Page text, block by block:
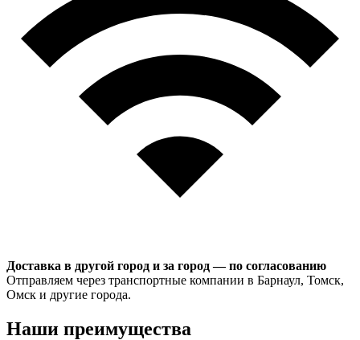
Доставка в другой город и за город — по согласованию
Отправляем через транспортные компании в Барнаул, Томск,
Омск и другие города.
Наши преимущества